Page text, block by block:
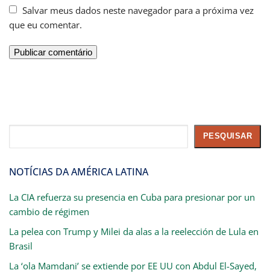
Salvar meus dados neste navegador para a próxima vez
que eu comentar.
PESQUISAR
NOTÍCIAS DA AMÉRICA LATINA
La CIA refuerza su presencia en Cuba para presionar por un
cambio de régimen
La pelea con Trump y Milei da alas a la reelección de Lula en
Brasil
La ‘ola Mamdani’ se extiende por EE UU con Abdul El-Sayed,